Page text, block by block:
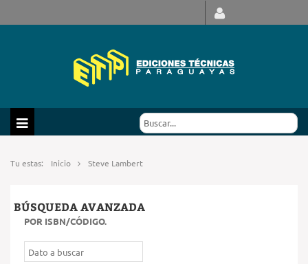
Tu estas: Inicio Steve Lambert
BÚSQUEDA AVANZADA
POR ISBN/CÓDIGO.